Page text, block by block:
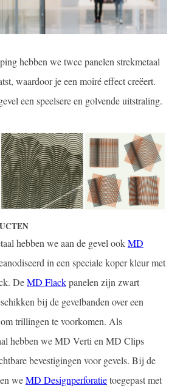
hebben we twee panelen strekmetaal
waardoor je een moiré effect creëert.
een speelsere en golvende uitstraling.
hebben we aan de gevel ookMD
in een speciale koper kleur met
DeMD Flackpanelen zijn zwart
bij de gevelbanden over een
trillingen te voorkomen. Als
hebben we MD Verti en MD Clips
bevestigingen voor gevels. Bij de
weMD Designperforatietoegepast met